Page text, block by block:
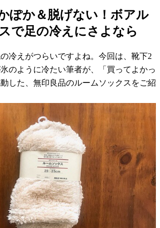
ぽか＆脱げない！ボアル
で足の冷えにさよなら
冷えがつらいですよね。今回は、靴下2
のように冷たい筆者が、「買ってよかっ
した、無印良品のルームソックスをご紹